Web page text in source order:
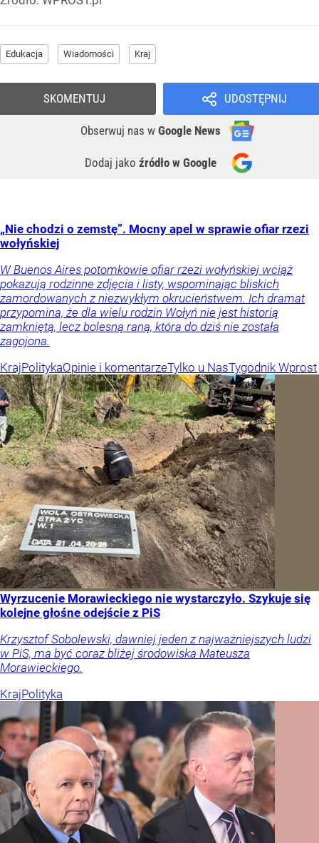
Edukacja Wiadomości Kraj
UDOSTĘPNIJ
Obserwuj nas w Google News
Dodaj jako źródło w Google
SKOMENTUJ
„Nie chodzi o zemstę”. Mocny apel w sprawie ofiar rzezi
wołyńskiej
W Buenos Aires potomkowie ofiar rzezi wołyńskiej wciąż
pokazują rodzinne zdjęcia i listy, wspominając bliskich
zamordowanych z niezwykłym okrucieństwem. Ich dramat
przypomina, że dla wielu rodzin Wołyń nie jest historią
zamkniętą, lecz bolesną raną, która do dziś nie została
zagojona.
KrajPolitykaOpinie i komentarzeTylko u NasTygodnik Wprost
Wyrzucenie Morawieckiego nie wystarczyło. Szykuje się
kolejne głośne odejście z PiS
Krzysztof Sobolewski, dawniej jeden z najważniejszych ludzi
w PiS, ma być coraz bliżej środowiska Mateusza
Morawieckiego.
KrajPolityka